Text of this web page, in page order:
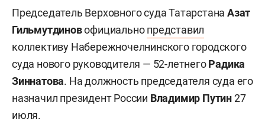
Председатель Верховного суда Татарстана Азат
Гильмутдиновофициальнопредставил
коллективу Набережночелнинского городского
суда нового руководителя — 52-летнегоРадика
Зиннатова. На должность председателя суда его
назначил президент России Владимир Путин27
июля.